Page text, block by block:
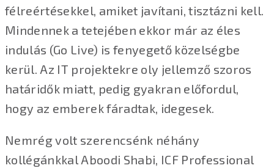
félreértésekkel, amiket javítani, tisztázni kell.
Mindennek a tetejében ekkor már az éles
indulás (Go Live) is fenyegető közelségbe
kerül. Az IT projektekre oly jellemző szoros
határidők miatt, pedig gyakran előfordul,
hogy az emberek fáradtak, idegesek.
Nemrég volt szerencsénk néhány
kollégánkkal Aboodi Shabi, ICF Professional